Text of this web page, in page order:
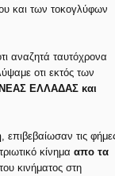
και των τοκογλύφων
αναζητά ταυτόχρονα
οτι εκτός των
ΝΕΑΣ ΕΛΛΑΔΑΣ και
, επιβεβαίωσαν τις
κίνημααπο τα
κινήματος στη